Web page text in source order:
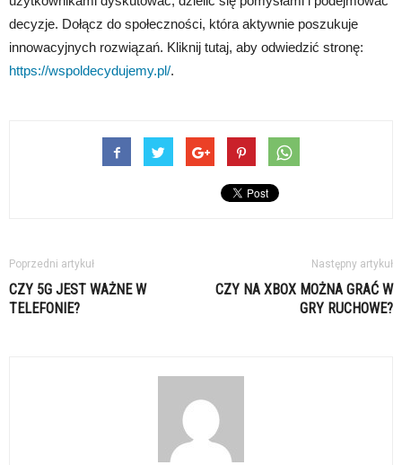
decyzje. Dołącz do społeczności, która aktywnie poszukuje
innowacyjnych rozwiązań. Kliknij tutaj, aby odwiedzić stronę:
https://wspoldecydujemy.pl/.
Poprzedni artykuł
CZY 5G JEST WAŻNE W
TELEFONIE?
Następny artykuł
CZY NA XBOX MOŻNA GRAĆ W
GRY RUCHOWE?